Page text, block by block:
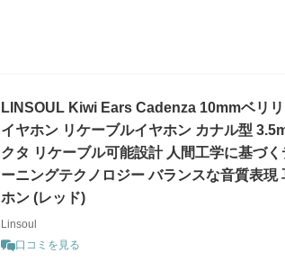
LINSOUL Kiwi Ears Cadenza 10mmベリ
イヤホン リケーブルイヤホン カナル型
クタ リケーブル可能設計 人間工学に基づ
ーニングテクノロジー バランスな音質表
ホン (レッド)
Linsoul
口コミを見る